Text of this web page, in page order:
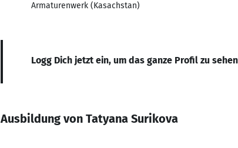
Armaturenwerk (Kasachstan)
Logg Dich jetzt ein, um das ganze Profil zu
Ausbildung von Tatyana Surikova